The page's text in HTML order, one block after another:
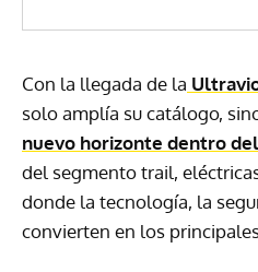
Con la llegada de la
solo amplía su catálogo,
nuevo horizonte dentro
del segmento trail,
donde la tecnología, la
convierten en los